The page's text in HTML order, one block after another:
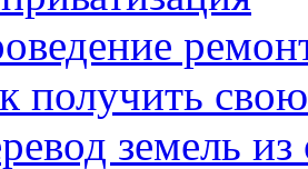
получить
земель